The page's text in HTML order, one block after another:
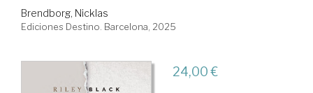
Brendborg, Nicklas
Ediciones Destino. Barcelona, 2025
24,00 €